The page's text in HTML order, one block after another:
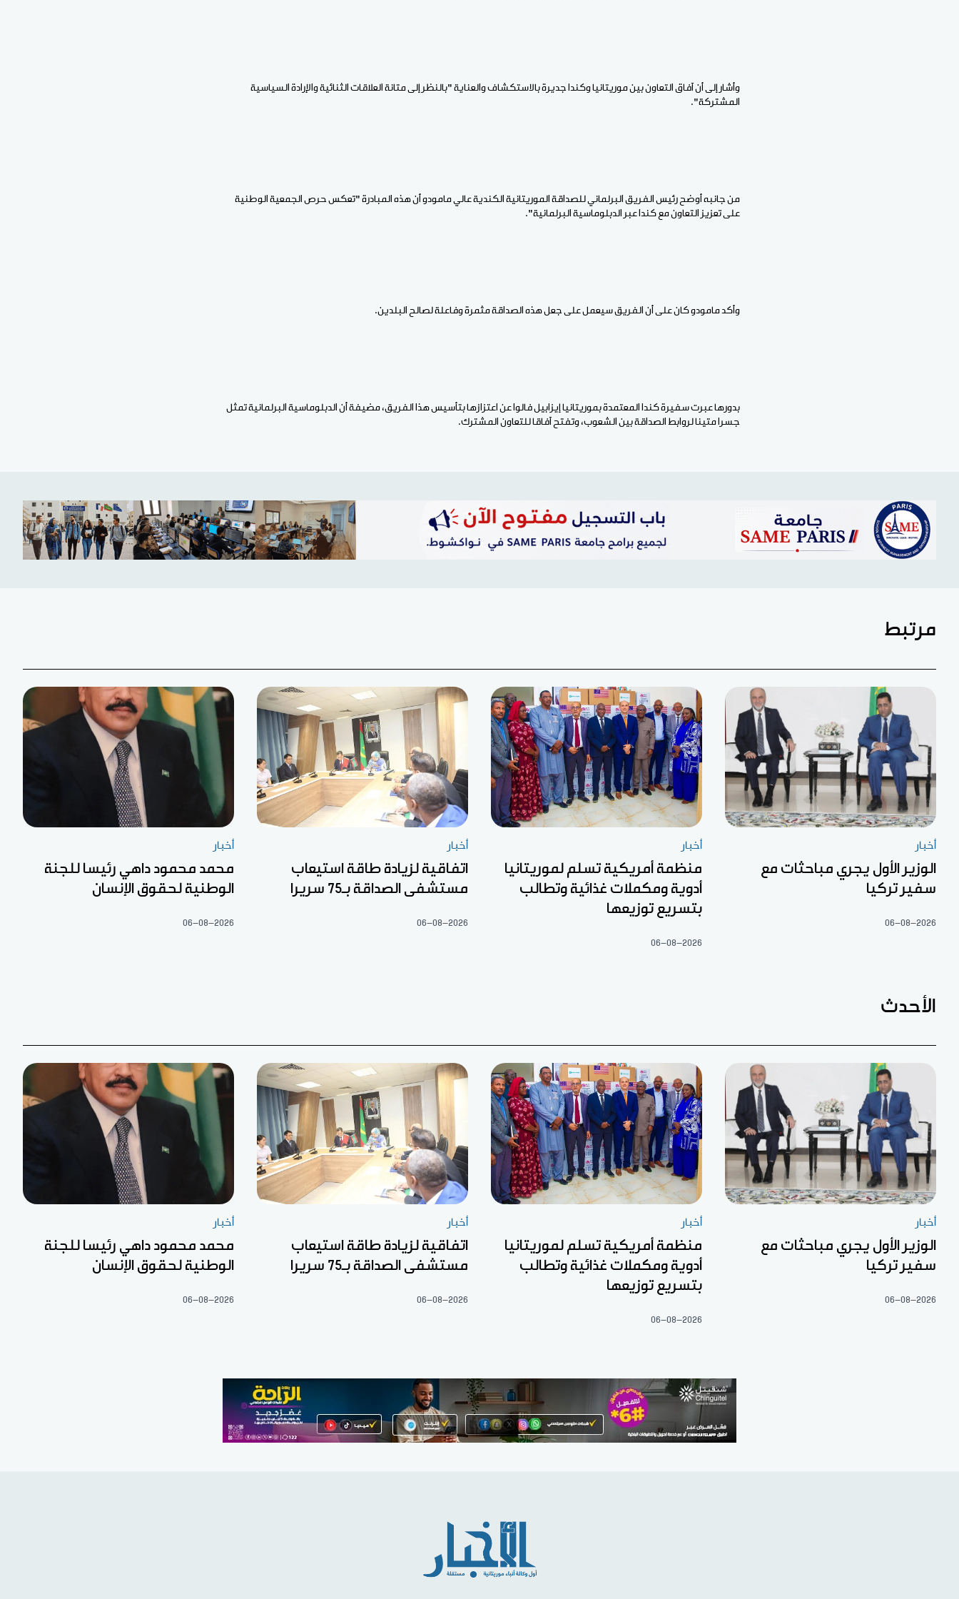
وأشار إلى أن آفاق التعاون بين موريتانيا وكندا جديرة بالاستكشاف والعناية "بالنظر إلى متانة العلاقات الثنائية والإرادة السياسية
المشتركة".
من جانبه أوضح رئيس الفريق البرلماني للصداقة الموريتانية الكندية عالي مامودو أن هذه المبادرة "تعكس حرص الجمعية الوطنية
على تعزيز التعاون مع كندا عبر الدبلوماسية البرلمانية".
وأكد مامودو كان على أن الفريق سيعمل على جعل هذه الصداقة مثمرة وفاعلة لصالح البلدين.
بدورها عبرت سفيرة كندا المعتمدة بموريتانيا إيزابيل فالوا عن اعتزازها بتأسيس هذا الفريق، مضيفة أن الدبلوماسية البرلمانية تمثل
جسرا متينا لروابط الصداقة بين الشعوب، وتفتح آفاقا للتعاون المشترك.
مرتبط
أخبار
الوزير الأول يجري مباحثات مع
سفير تركيا
06-08-2026
أخبار
منظمة أمريكية تسلم لموريتانيا
أدوية ومكملات غذائية وتطالب
بتسريع توزيعها
06-08-2026
أخبار
اتفاقية لزيادة طاقة استيعاب
مستشفى الصداقة بـ75 سريرا
06-08-2026
أخبار
محمد محمود داهي رئيسا للجنة
الوطنية لحقوق الإنسان
06-08-2026
الأحدث
أخبار
الوزير الأول يجري مباحثات مع
سفير تركيا
06-08-2026
أخبار
منظمة أمريكية تسلم لموريتانيا
أدوية ومكملات غذائية وتطالب
بتسريع توزيعها
06-08-2026
أخبار
اتفاقية لزيادة طاقة استيعاب
مستشفى الصداقة بـ75 سريرا
06-08-2026
أخبار
محمد محمود داهي رئيسا للجنة
الوطنية لحقوق الإنسان
06-08-2026